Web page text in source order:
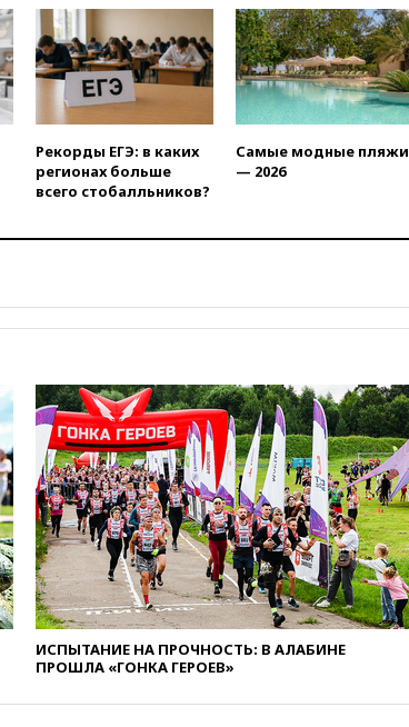
вчера, 21:25Руслан Терновой
выиграл золото чемпионата
Европы в прыжках с 10-
метровой вышки
вчера, 21:10РФ не получала
концессии строительства ж/д
в Армении
обсуждают эксперимент по
россиянам могут
рекомендовать не посещать
вчера, 20:35ПВО за день
сбила еще 281 украинский
беспилотник над Россией
вчера, 20:27Ямпольская
призвала оптимизировать
олимпиады для поступления в
вузы
вчера, 20:15Минтранс
предложил оплачивать
защиту дорог от БПЛА из
средств на ремонт
вчера, 20:00Зеленский 8
августа посетит Сербию с
Рекорды ЕГЭ: в каких
регионах больше
всего стобалльников?
Самые модные пляжи
— 2026
ИСПЫТАНИЕ НА ПРОЧНОСТЬ: В АЛАБИНЕ
ПРОШЛА «ГОНКА ГЕРОЕВ»